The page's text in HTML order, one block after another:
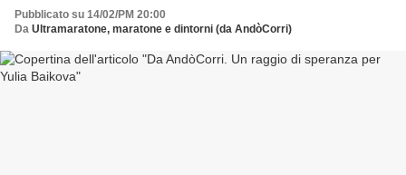
Pubblicato su 14/02/PM 20:00
Da Ultramaratone, maratone e dintorni (da AndòCorri)